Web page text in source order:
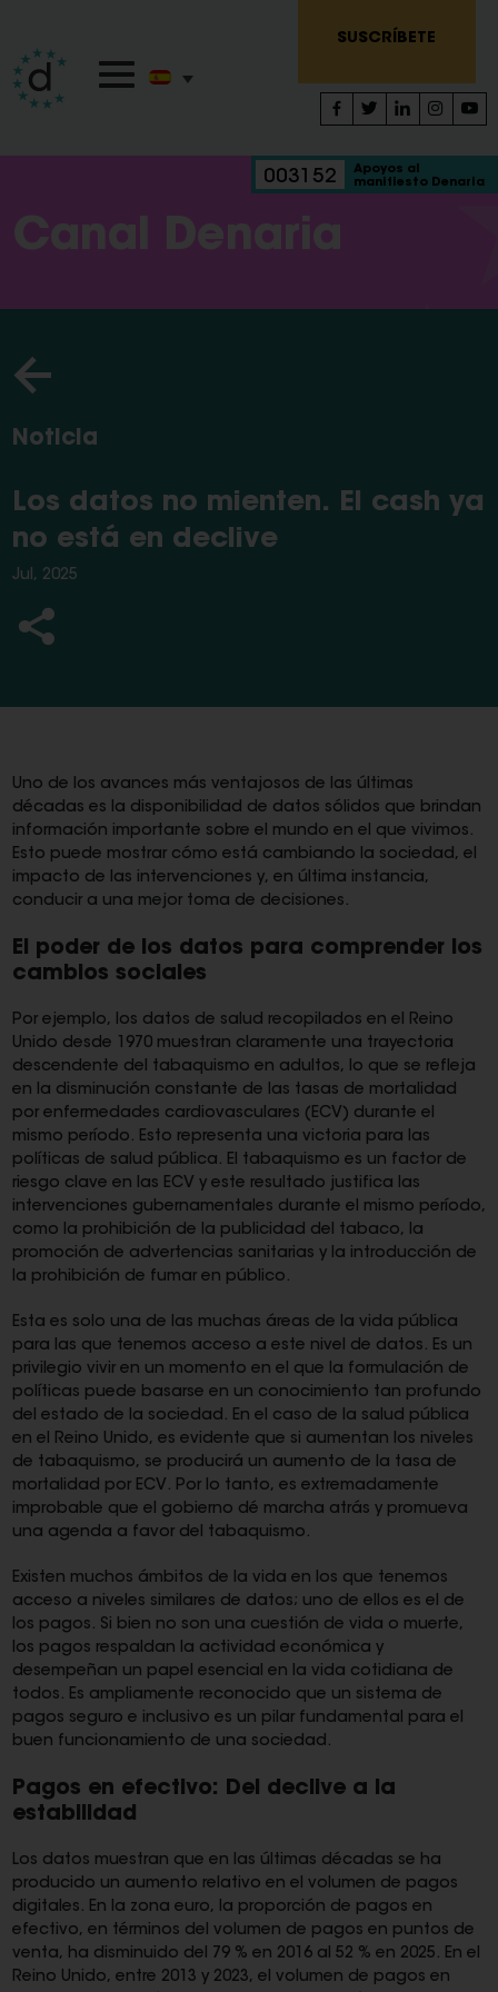
SUSCRÍBETE
003152
Apoyos al
manifiesto Denaria
Canal Denaria
Noticia
Los datos no mienten. El cash ya
no está en declive
Jul, 2025
Uno de los avances más ventajosos de las últimas
décadas es la disponibilidad de datos sólidos que brindan
información importante sobre el mundo en el que vivimos.
Esto puede mostrar cómo está cambiando la sociedad, el
impacto de las intervenciones y, en última instancia,
conducir a una mejor toma de decisiones.
El poder de los datos para comprender los
cambios sociales
Por ejemplo, los datos de salud recopilados en el Reino
Unido desde 1970 muestran claramente una trayectoria
descendente del tabaquismo en adultos, lo que se refleja
en la disminución constante de las tasas de mortalidad
por enfermedades cardiovasculares (ECV) durante el
mismo período. Esto representa una victoria para las
políticas de salud pública. El tabaquismo es un factor de
riesgo clave en las ECV y este resultado justifica las
intervenciones gubernamentales durante el mismo período,
como la prohibición de la publicidad del tabaco, la
promoción de advertencias sanitarias y la introducción de
la prohibición de fumar en público.
Esta es solo una de las muchas áreas de la vida pública
para las que tenemos acceso a este nivel de datos. Es un
privilegio vivir en un momento en el que la formulación de
políticas puede basarse en un conocimiento tan profundo
del estado de la sociedad. En el caso de la salud pública
en el Reino Unido, es evidente que si aumentan los niveles
de tabaquismo, se producirá un aumento de la tasa de
mortalidad por ECV. Por lo tanto, es extremadamente
improbable que el gobierno dé marcha atrás y promueva
una agenda a favor del tabaquismo.
Existen muchos ámbitos de la vida en los que tenemos
acceso a niveles similares de datos; uno de ellos es el de
los pagos. Si bien no son una cuestión de vida o muerte,
los pagos respaldan la actividad económica y
desempeñan un papel esencial en la vida cotidiana de
todos. Es ampliamente reconocido que un sistema de
pagos seguro e inclusivo es un pilar fundamental para el
buen funcionamiento de una sociedad.
Pagos en efectivo: Del declive a la
estabilidad
Los datos muestran que en las últimas décadas se ha
producido un aumento relativo en el volumen de pagos
digitales. En la zona euro, la proporción de pagos en
efectivo, en términos del volumen de pagos en puntos de
venta, ha disminuido del 79 % en 2016 al 52 % en 2025. En el
Reino Unido, entre 2013 y 2023, el volumen de pagos en